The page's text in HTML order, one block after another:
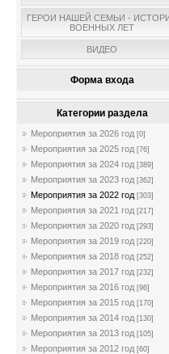
ГЕРОИ НАШЕЙ СЕМЬИ -
ВОЕННЫХ ЛЕТ
ВИДЕО
Форма входа
Категории раздела
Мероприятия за 2026 год [0]
Мероприятия за 2025 год [76]
Мероприятия за 2024 год [389]
Мероприятия за 2023 год [362]
Мероприятия за 2022 год [303]
Мероприятия за 2021 год [217]
Мероприятия за 2020 год [293]
Мероприятия за 2019 год [220]
Мероприятия за 2018 год [252]
Мероприятия за 2017 год [232]
Мероприятия за 2016 год [96]
Мероприятия за 2015 год [170]
Мероприятия за 2014 год [130]
Мероприятия за 2013 год [105]
Мероприятия за 2012 год [60]